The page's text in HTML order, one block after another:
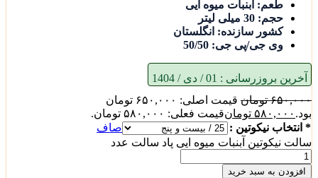
طعم: آبنبات میوه ایی
حجم: 30 میلی لیتر
کشور سازنده: انگلستان
وی جی/پی جی: 50/50
آخرین بروزرسانی : 01 / دی / 1404
۶۵۰,۰۰۰ تومان
قیمت اصلی: ۶۵۰,۰۰۰ تومان
بود. ۵۸۰,۰۰۰ تومانقیمت فعلی: ۵۸۰,۰۰۰ تومان.
* انتخاب نیکوتین :
صاف
سالت نیکوتین آبنبات میوه ایی پاد سالت عدد
افزودن به سبد خرید